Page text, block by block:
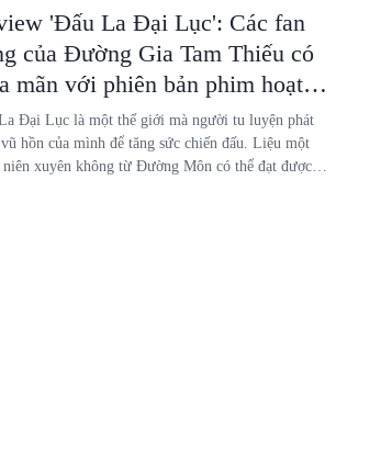
'Đấu La Đại Lục': Các fan
của Đường Gia Tam Thiếu có
mãn với phiên bản phim hoạt
Đại Lục là một thế giới mà người tu luyện phát
hồn của mình để tăng sức chiến đấu. Liệu một
niên xuyên không từ Đường Môn có thể đạt được